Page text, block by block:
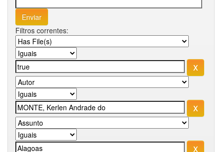
Filtros correntes: